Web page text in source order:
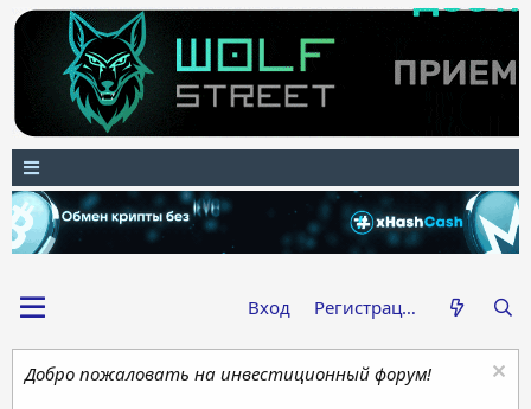
Вход Регистрация
Добро пожаловать на инвестиционный форум!